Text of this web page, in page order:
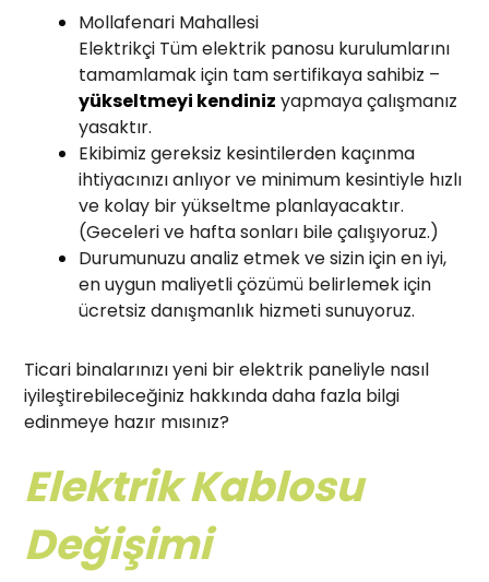
Mollafenari Mahallesi
Elektrikçi Tüm elektrik panosu kurulumlarını
tamamlamak için tam sertifikaya sahibiz –
yükseltmeyi kendiniz yapmaya çalışmanız
yasaktır.
Ekibimiz gereksiz kesintilerden kaçınma
ihtiyacınızı anlıyor ve minimum kesintiyle hızlı
ve kolay bir yükseltme planlayacaktır.
(Geceleri ve hafta sonları bile çalışıyoruz.)
Durumunuzu analiz etmek ve sizin için en iyi,
en uygun maliyetli çözümü belirlemek için
ücretsiz danışmanlık hizmeti sunuyoruz.
Ticari binalarınızı yeni bir elektrik paneliyle nasıl
iyileştirebileceğiniz hakkında daha fazla bilgi
edinmeye hazır mısınız?
Elektrik Kablosu
Değişimi